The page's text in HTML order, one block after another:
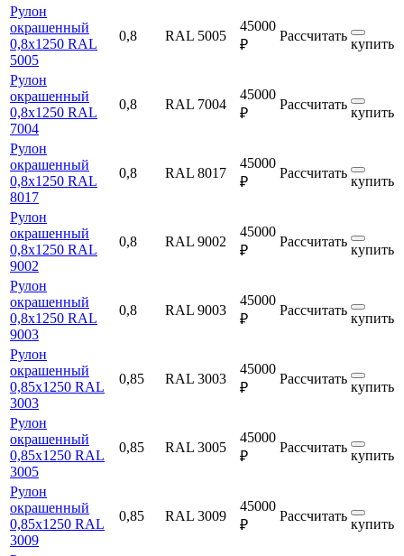
Рулон
окрашенный
0,8х1250 RAL
5005
0,8 RAL 5005
45000
₽
Рассчитать
купить
Рулон
окрашенный
0,8х1250 RAL
7004
0,8 RAL 7004
45000
₽
Рассчитать
купить
Рулон
окрашенный
0,8х1250 RAL
8017
0,8 RAL 8017
45000
₽
Рассчитать
купить
Рулон
окрашенный
0,8х1250 RAL
9002
0,8 RAL 9002
45000
₽
Рассчитать
купить
Рулон
окрашенный
0,8х1250 RAL
9003
0,8 RAL 9003
45000
₽
Рассчитать
купить
Рулон
окрашенный
0,85х1250 RAL
3003
0,85 RAL 3003
45000
₽
Рассчитать
купить
Рулон
окрашенный
0,85х1250 RAL
3005
0,85 RAL 3005
45000
₽
Рассчитать
купить
Рулон
окрашенный
0,85х1250 RAL
3009
0,85 RAL 3009
45000
₽
Рассчитать
купить